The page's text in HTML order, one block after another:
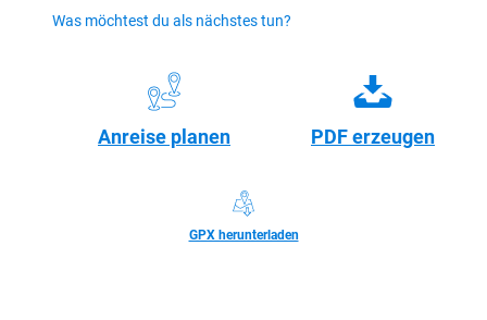
Was möchtest du als nächstes tun?
Anreise planen PDF erzeugen
GPX herunterladen